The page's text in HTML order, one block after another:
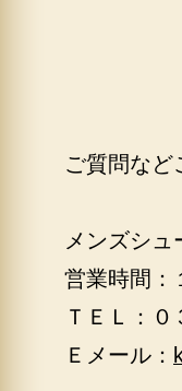
ご質問など
メンズシ
営業時間：
ＴＥＬ：
Ｅメール：